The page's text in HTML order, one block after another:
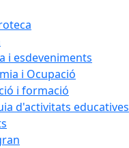
i esdeveniments
i Ocupació
i formació
d'activitats educatives